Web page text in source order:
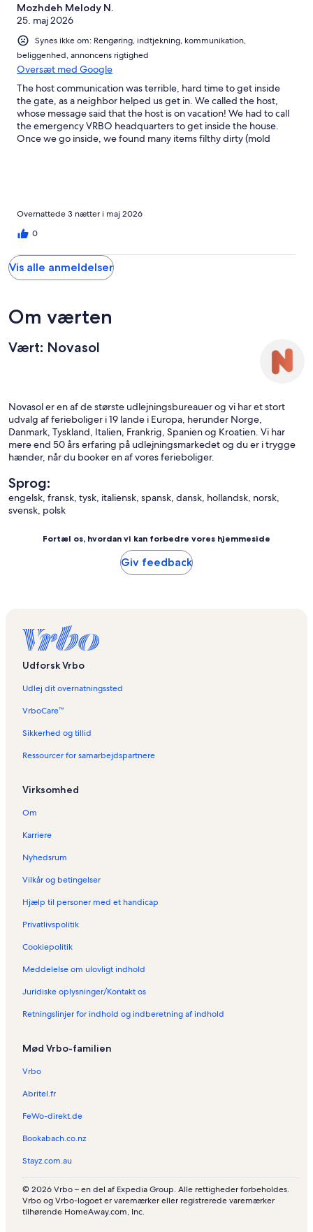
Mozhdeh Melody N.
25. maj 2026
Synes ikke om: Rengøring, indtjekning, kommunikation,
beliggenhed, annoncens rigtighed
Oversæt med Google
The host communication was terrible, hard time to get inside
the gate, as a neighbor helped us get in. We called the host,
whose message said that the host is on vacation! We had to call
the emergency VRBO headquarters to get inside the house.
Once we go inside, we found many items filthy dirty (mold
Overnattede 3 nætter i maj 2026
0
Vis alle anmeldelser
Om værten
Vært: Novasol
Novasol er en af de største udlejningsbureauer og vi har et stort
udvalg af ferieboliger i 19 lande i Europa, herunder Norge,
Danmark, Tyskland, Italien, Frankrig, Spanien og Kroatien. Vi har
mere end 50 års erfaring på udlejningsmarkedet og du er i trygge
hænder, når du booker en af vores ferieboliger.
Sprog:
engelsk, fransk, tysk, italiensk, spansk, dansk, hollandsk, norsk,
svensk, polsk
Fortæl os, hvordan vi kan forbedre vores hjemmeside
Giv feedback
Udforsk Vrbo
Udlej dit overnatningssted
VrboCare™
Sikkerhed og tillid
Ressourcer for samarbejdspartnere
Virksomhed
Om
Karriere
Nyhedsrum
Vilkår og betingelser
Hjælp til personer med et handicap
Privatlivspolitik
Cookiepolitik
Meddelelse om ulovligt indhold
Juridiske oplysninger/Kontakt os
Retningslinjer for indhold og indberetning af indhold
Mød Vrbo-familien
Vrbo
Abritel.fr
FeWo-direkt.de
Bookabach.co.nz
Stayz.com.au
© 2026 Vrbo – en del af Expedia Group. Alle rettigheder forbeholdes.
Vrbo og Vrbo-logoet er varemærker eller registrerede varemærker
tilhørende HomeAway.com, Inc.